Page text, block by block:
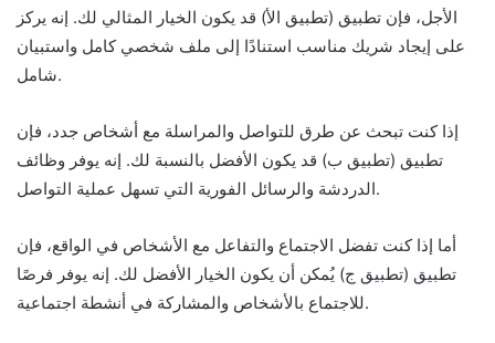
الأجل، فإن تطبيق (تطبيق الأ) قد يكون الخيار المثالي لك. إنه يركز
على إيجاد شريك مناسب استنادًا إلى ملف شخصي كامل واستبيان
شامل.
إذا كنت تبحث عن طرق للتواصل والمراسلة مع أشخاص جدد، فإن
تطبيق (تطبيق ب) قد يكون الأفضل بالنسبة لك. إنه يوفر وظائف
الدردشة والرسائل الفورية التي تسهل عملية التواصل.
أما إذا كنت تفضل الاجتماع والتفاعل مع الأشخاص في الواقع، فإن
تطبيق (تطبيق ج) يُمكن أن يكون الخيار الأفضل لك. إنه يوفر فرصًا
للاجتماع بالأشخاص والمشاركة في أنشطة اجتماعية.